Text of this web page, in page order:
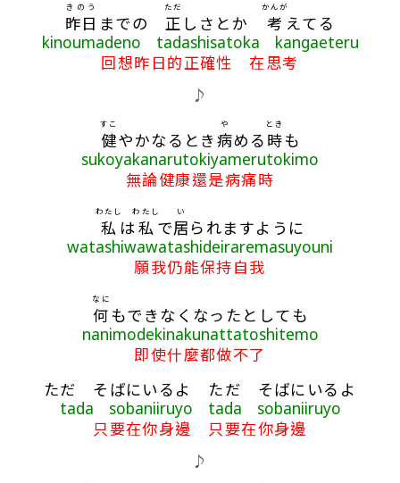
昨日
きのう
までの 正
ただ
しさとか 考
かんが
えてる
kinoumadeno tadashisatoka kangaeteru
回想昨日的正確性 在思考
♪
健
すこ
やかなるとき病
や
める 時
とき
も
sukoyakanarutokiyamerutokimo
無論健康還是病痛時
私
わたし
は私
わたし
で居
い
られますように
watashiwawatashideiraremasuyouni
願我仍能保持自我
何
なに
もできなくなったとしても
nanimodekinakunattatoshitemo
即使什麼都做不了
ただ そばにいるよ ただ そばにいるよ
tada sobaniiruyo tada sobaniiruyo
只要在你身邊 只要在你身邊
♪